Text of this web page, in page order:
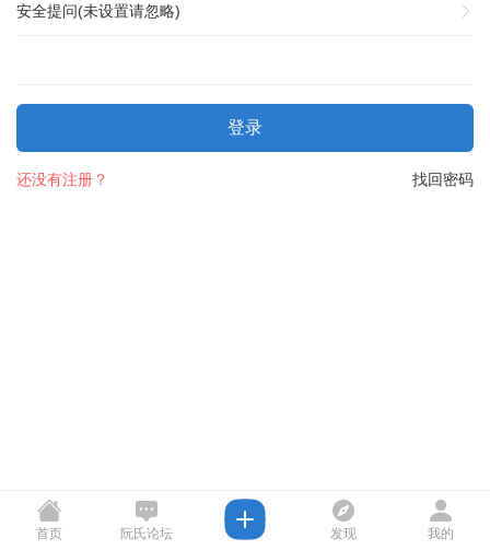
安全提问(未设置请忽略)
登录
找回密码
还没有注册？
首页 阮氏论坛 发现 我的